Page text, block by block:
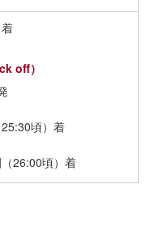
off）
頃）着
26:00頃）着